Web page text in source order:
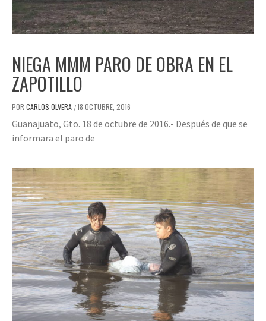
NIEGA MMM PARO DE OBRA EN EL
ZAPOTILLO
POR CARLOS OLVERA /18 OCTUBRE, 2016
Guanajuato, Gto. 18 de octubre de 2016.- Después de que se
informara el paro de